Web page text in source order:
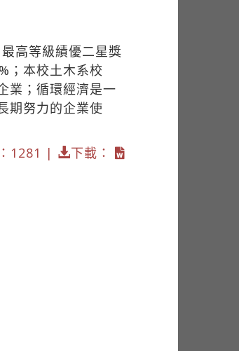
高等級績優二星獎
；本校土木系校
業；循環經濟是一
期努力的企業使
1281 | 下載：